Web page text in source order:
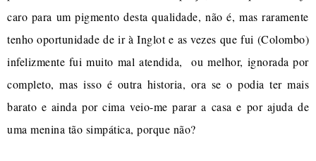
caro para um pigmento desta qualidade, não é, mas raramente
tenho oportunidade de ir à Inglot e as vezes que fui (Colombo)
infelizmente fui muito mal atendida, ou melhor, ignorada por
completo, mas isso é outra historia, ora se o podia ter mais
barato e ainda por cima veio-me parar a casa e por ajuda de
uma menina tão simpática, porque não?